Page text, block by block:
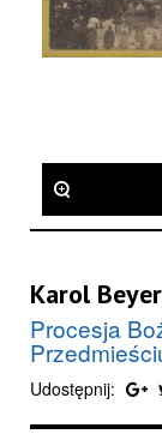
Karol Beyer
Procesja
Udostępnij: